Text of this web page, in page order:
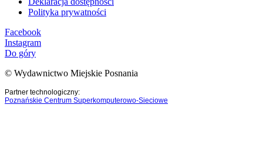
Polityka prywatności
Facebook
Instagram
Do góry
© Wydawnictwo Miejskie Posnania
Partner technologiczny:
Poznańskie Centrum Superkomputerowo-Sieciowe